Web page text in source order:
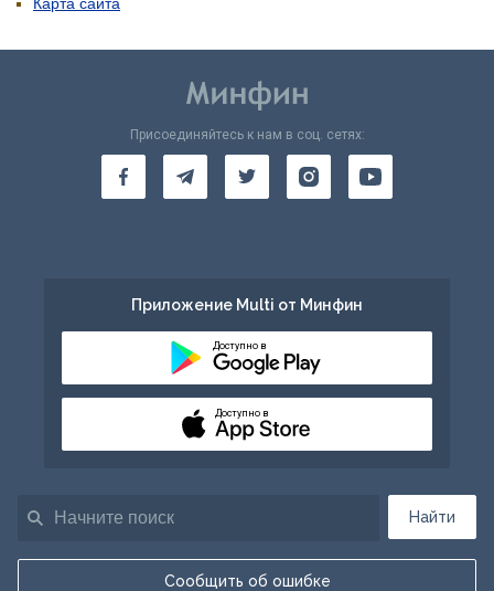
Найти
Сообщить об ошибке
Присоединяйтесь к нам в соц. сетях:
Приложение Multi от Минфин
Доступно в
Доступно в